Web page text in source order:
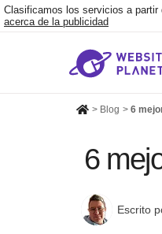
Clasificamos los servicios a
acerca de la publicidad
> Blog > 6
6
Escrito